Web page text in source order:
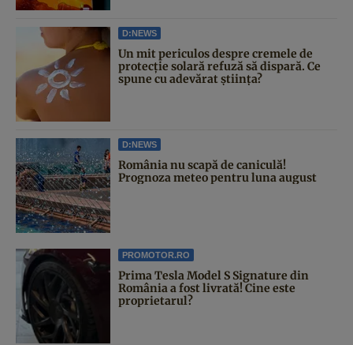
D:NEWS
Un mit periculos despre cremele de
protecție solară refuză să dispară. Ce
spune cu adevărat știința?
D:NEWS
România nu scapă de caniculă!
Prognoza meteo pentru luna august
PROMOTOR.RO
Prima Tesla Model S Signature din
România a fost livrată! Cine este
proprietarul?